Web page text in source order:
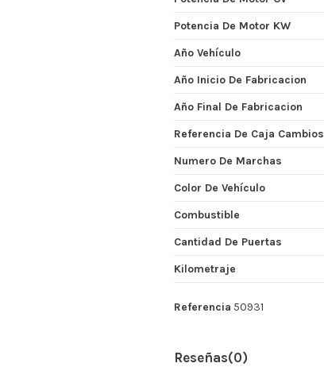
Potencia De Motor KW
Año Vehículo
Año Inicio De Fabricacion
Año Final De Fabricacion
Referencia De Caja Cambios
Numero De Marchas
Color De Vehículo
Combustible
Cantidad De Puertas
Kilometraje
Referencia 50931
Reseñas(0)